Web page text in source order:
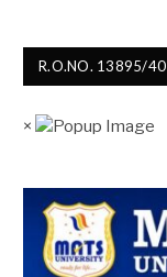
R.O.NO. 13895/40
×